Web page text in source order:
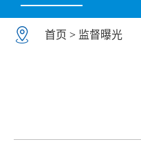
首页 > 监督曝光